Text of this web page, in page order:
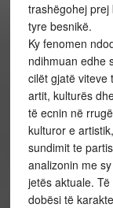
trashëgohej
tyre besnikë.
Ky fenomen
ndihmuan edhe
cilët gjatë viteve
artit, kulturës
të ecnin në
kulturor e
sundimit te
analizonin me
jetës aktuale.
dobësi të